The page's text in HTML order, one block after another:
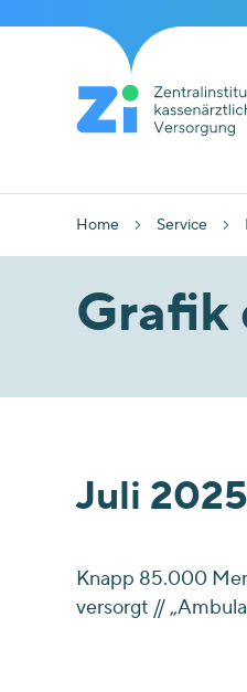
Home Service
Grafik
Juli 2025
Knapp 85.000
versorgt //